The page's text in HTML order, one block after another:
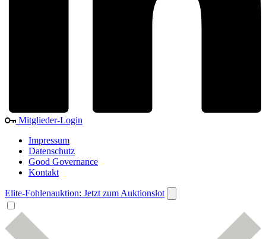
Mitglieder-Login
Impressum
Datenschutz
Good Governance
Kontakt
Elite-Fohlenauktion: Jetzt zum Auktionslot